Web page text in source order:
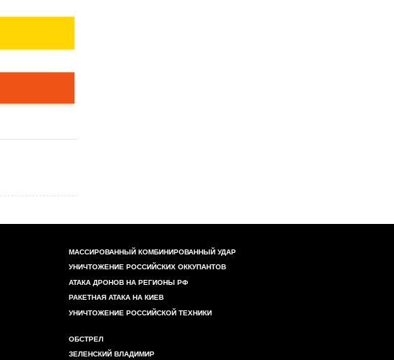
МАССИРОВАННЫЙ КОМБИНИРОВАННЫЙ УДАР
УНИЧТОЖЕНИЕ РОССИЙСКИХ ОККУПАНТОВ
АТАКА ДРОНОВ НА РЕГИОНЫ РФ
РАКЕТНАЯ АТАКА НА КИЕВ
УНИЧТОЖЕНИЕ РОССИЙСКОЙ ТЕХНИКИ
ОБСТРЕЛ
ЗЕЛЕНСКИЙ ВЛАДИМИР